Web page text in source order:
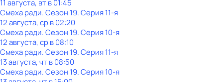
11 августа, вт в 01:45
Смеха ради. Сезон 19. Серия 11-я
12 августа, ср в 02:20
Смеха ради. Сезон 19. Серия 10-я
12 августа, ср в 08:10
Смеха ради. Сезон 19. Серия 11-я
13 августа, чт в 08:50
Смеха ради. Сезон 19. Серия 10-я